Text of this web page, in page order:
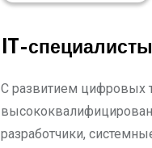
IT-
С развитием цифровых
разработчики,